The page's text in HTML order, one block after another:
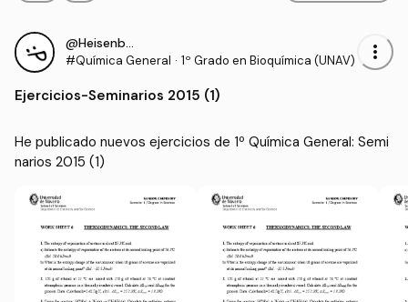
@Heisenberg4
#Química General · 1º Grado en Bioquímica (UNAV) more_vert
Ejercicios-Seminarios 2015 (1)
He publicado nuevos ejercicios de 1º Química General: Semi
narios 2015 (1)